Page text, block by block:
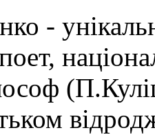
-